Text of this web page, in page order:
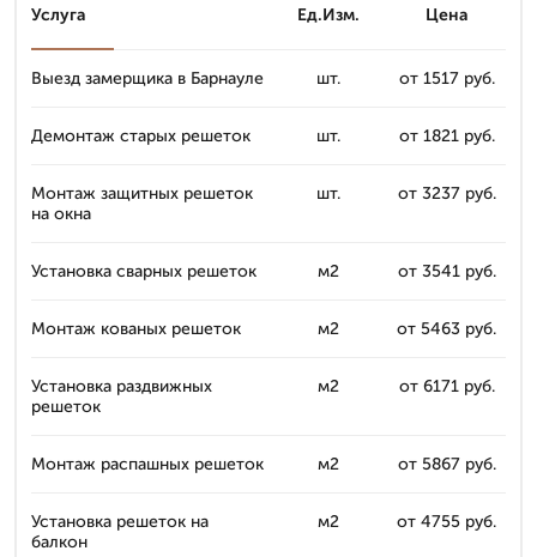
Услуга Ед.Изм. Цена
Выезд замерщика в Барнауле шт. от 1517 руб.
Демонтаж старых решеток шт. от 1821 руб.
Монтаж защитных решеток
на окна
шт. от 3237 руб.
Установка сварных решеток м2 от 3541 руб.
Монтаж кованых решеток м2 от 5463 руб.
Установка раздвижных
решеток
м2 от 6171 руб.
Монтаж распашных решеток м2 от 5867 руб.
Установка решеток на
балкон
м2 от 4755 руб.